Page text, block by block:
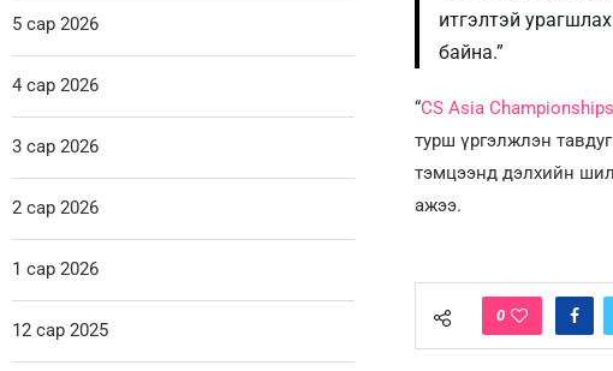
итгэлтэй
байна.”
“CS Asia
турш үргэлжлэн
тэмцээнд дэлхийн
ажээ.
0
5 сар 2026
4 сар 2026
3 сар 2026
2 сар 2026
1 сар 2026
12 сар 2025